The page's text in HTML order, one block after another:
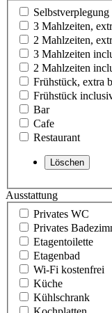
Selbstverplegung
3 Mahlzeiten,
2 Mahlzeiten,
3 Mahlzeiten
2 Mahlzeiten
Frühstück, extra
Frühstück
Bar
Cafe
Restaurant
Ausstattung
Privates WC
Privates
Etagentoilette
Etagenbad
Wi-Fi kostenfrei
Küche
Kühlschrank